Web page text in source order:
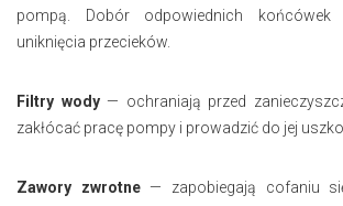
pompą. Dobór odpowiednich
uniknięcia przecieków.
Filtry wody— ochraniają przed
zakłócać pracę pompy i prowadzić do jej
Zawory zwrotne— zapobiegają cofaniu